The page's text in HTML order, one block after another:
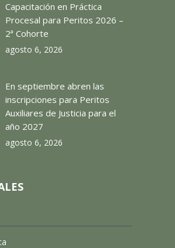
Capacitación en Práctica
Procesal para Peritos 2026 –
2ª Cohorte
agosto 6, 2026
En septiembre abren las
inscripciones para Peritos
Auxiliares de Justicia para el
año 2027
agosto 6, 2026